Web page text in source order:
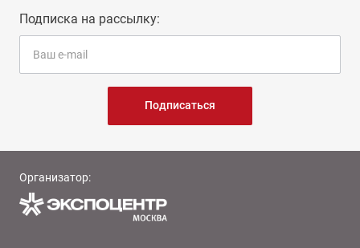
Подписка на рассылку:
Подписаться
Организатор: